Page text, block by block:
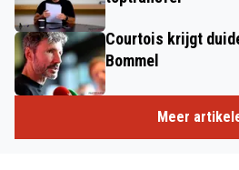
Courtois krijgt
Bommel
Meer